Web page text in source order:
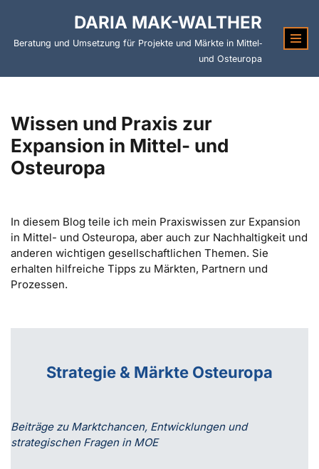
Zum
DARIA MAK-WALTHER
Beratung und Umsetzung für Projekte und Märkte in Mittel‑
und Osteuropa
Wissen und Praxis zur
Expansion in Mittel- und
Osteuropa
In diesem Blog teile ich mein Praxiswissen zur Expansion
in Mittel- und Osteuropa, aber auch zur Nachhaltigkeit und
anderen wichtigen gesellschaftlichen Themen. Sie
erhalten hilfreiche Tipps zu Märkten, Partnern und
Prozessen.
Strategie & Märkte Osteuropa
Beiträge zu Marktchancen, Entwicklungen und
strategischen Fragen in MOE